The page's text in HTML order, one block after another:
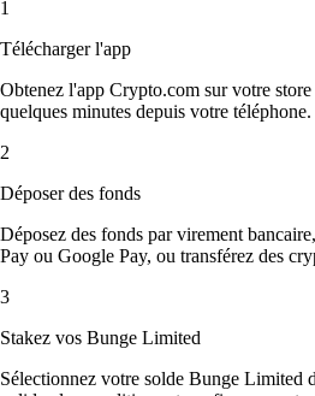
1
Télécharger l'app
Obtenez l'app Crypto.com sur votre
quelques minutes depuis votre téléphone.
2
Déposer des fonds
Déposez des fonds par virement
Pay ou Google Pay, ou transférez des
3
Stakez vos Bunge Limited
Sélectionnez votre solde Bunge Limited